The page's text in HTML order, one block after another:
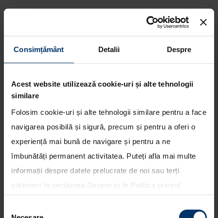
Consimțământ Detalii Despre
Acest website utilizează cookie-uri și alte tehnologii
similare
Folosim cookie-uri și alte tehnologii similare pentru a face
navigarea posibilă și sigură, precum și pentru a oferi o
experiență mai bună de navigare și pentru a ne
îmbunătăți permanent activitatea. Puteți afla mai multe
informații despre datele prelucrate de noi sau terți
parteneri în secțiunea Despre și în Politica privind
toate cookie-urile, una sau mai multe categorii sau să
Echipa Hyundai Motorsport va
lua startul cu patru masini in
Raliul Poloniei